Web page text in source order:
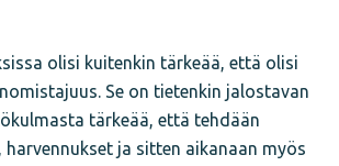
olisi kuitenkin tärkeää, että olisi
Se on tietenkin jalostavan
tärkeää, että tehdään
ja sitten aikanaan myös